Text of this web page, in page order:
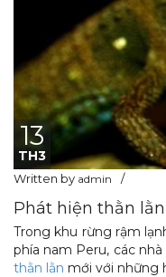
13
TH3
Written by admin
Phát hiện thằn
Trong khu rừng rậm
phía nam Peru, các
thằn lằn mới với những